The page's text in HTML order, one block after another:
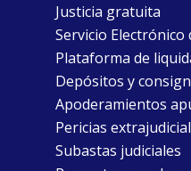
Justicia gratuita
Servicio
Plataforma de
Depósitos y
Apoderamientos
Pericias
Subastas judiciales